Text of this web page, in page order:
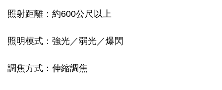
照射距離：約600公尺以上
照明模式：強光／弱光／爆閃
調焦方式：伸縮調焦